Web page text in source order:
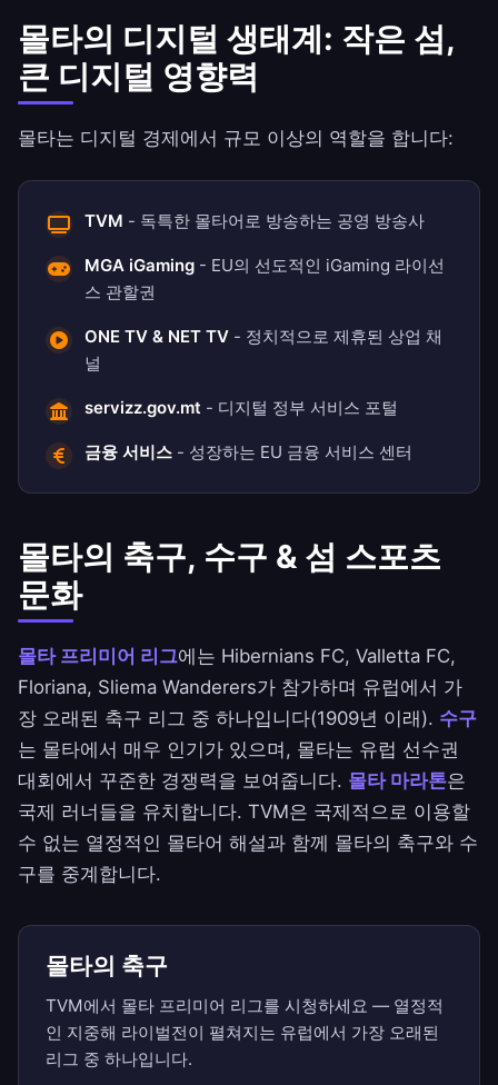
몰타의 디지털 생태계: 작은 섬,
큰 디지털 영향력
몰타는 디지털 경제에서 규모 이상의 역할을 합니다:
TVM - 독특한 몰타어로 방송하는 공영 방송사
MGA iGaming - EU의 선도적인 iGaming 라이선
스 관할권
ONE TV & NET TV - 정치적으로 제휴된 상업 채
널
servizz.gov.mt - 디지털 정부 서비스 포털
금융 서비스 - 성장하는 EU 금융 서비스 센터
몰타의 축구, 수구 & 섬 스포츠
문화
몰타 프리미어 리그에는 Hibernians FC, Valletta FC,
Floriana, Sliema Wanderers가 참가하며 유럽에서 가
장 오래된 축구 리그 중 하나입니다(1909년 이래). 수구
는 몰타에서 매우 인기가 있으며, 몰타는 유럽 선수권
대회에서 꾸준한 경쟁력을 보여줍니다. 몰타 마라톤은
국제 러너들을 유치합니다. TVM은 국제적으로 이용할
수 없는 열정적인 몰타어 해설과 함께 몰타의 축구와 수
구를 중계합니다.
몰타의 축구
TVM에서 몰타 프리미어 리그를 시청하세요 — 열정적
인 지중해 라이벌전이 펼쳐지는 유럽에서 가장 오래된
리그 중 하나입니다.